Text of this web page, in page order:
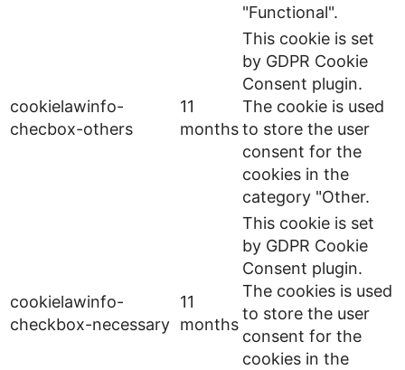
"Functional".
cookielawinfo-
checbox-others
11
months
This cookie is set
by GDPR Cookie
Consent plugin.
The cookie is used
to store the user
consent for the
cookies in the
category "Other.
cookielawinfo-
checkbox-necessary
11
months
This cookie is set
by GDPR Cookie
Consent plugin.
The cookies is used
to store the user
consent for the
cookies in the